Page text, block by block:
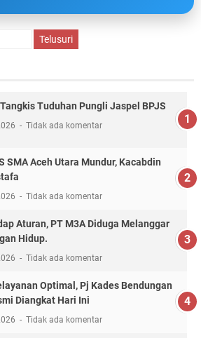
Tangkis Tuduhan Pungli Jaspel BPJS
Tidak ada komentar
SMA Aceh Utara Mundur, Kacabdin
Tidak ada komentar
Aturan, PT M3A Diduga Melanggar
Hidup.
Tidak ada komentar
Optimal, Pj Kades Bendungan
Diangkat Hari Ini
Tidak ada komentar